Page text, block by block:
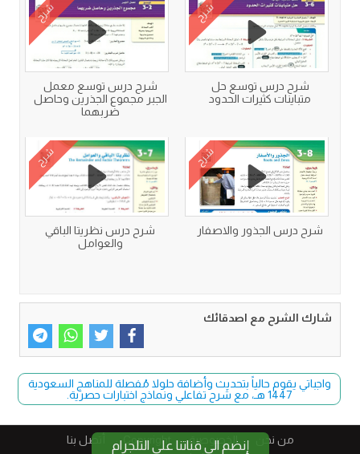
إنضم الى قناتنا على التلجرام
شرح
شرح درس توسع حل
متباينات كثيرات الحدود
شرح
شرح درس توسع معمل
الجبر مجموع الجذرين وحاصل
ضربهما
شرح
شرح درس الجذور والاصفار
شرح
شرح درس نظريتا الباقي
والعوامل
شارك الشرح مع اصدقائك
واجباتي يقوم حالياً بتحديث وأضافة حلولا مُفصلة للمناهج السعودية
1447 هـ، مع شرح تفاعلي ونماذج اختبارات حصرية.
من نحن الخصوصية Copyright​ أتصل بنا